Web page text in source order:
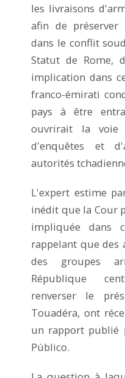
les livraisons
afin de
dans le conflit
Statut de Rome,
implication dans
franco-émirati
pays à être
ouvrirait la voie
d'enquêtes et
autorités
L'expert estime
inédit que la Cour
impliquée dans
rappelant que des
des groupes
République
renverser le
Touadéra, ont
un rapport publié
Público.